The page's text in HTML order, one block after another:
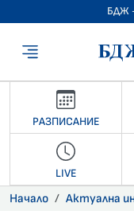
БДЖ
РАЗПИСАНИЕ
LIVE
Начало Актуална